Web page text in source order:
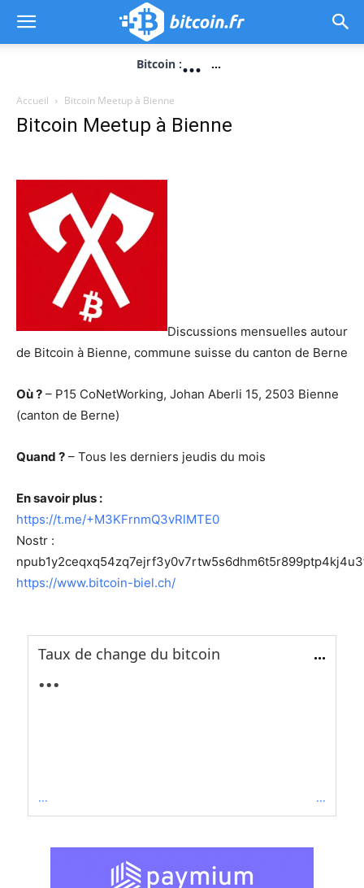
Bitcoin :... ...
Accueil Bitcoin Meetup à Bienne
Bitcoin Meetup à Bienne
Discussions mensuelles autour
de Bitcoin à Bienne, commune suisse du canton de Berne
Où ? – P15 CoNetWorking, Johan Aberli 15, 2503 Bienne
(canton de Berne)
Quand ? – Tous les derniers jeudis du mois
En savoir plus :
https://t.me/+M3KFrnmQ3vRlMTE0
Nostr :
https://www.bitcoin-biel.ch/
Taux de change du bitcoin ...
...
... ...